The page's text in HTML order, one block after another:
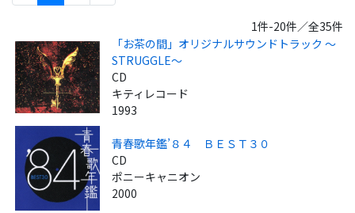
1件-20件／全35件
「お茶の間」オリジナルサウンドトラック ～
STRUGGLE～
CD
キティレコード
1993
青春歌年鑑’８４ ＢＥＳＴ３０
CD
ポニーキャニオン
2000